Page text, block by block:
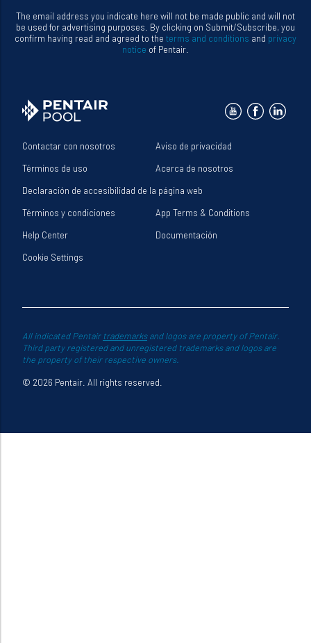
The email address you indicate here will not be made public and will not
be used for advertising purposes. By clicking on Submit/Subscribe, you
confirm having read and agreed to the terms and conditions and privacy
notice of Pentair.
Contactar con nosotros
Aviso de privacidad
Términos de uso
Acerca de nosotros
Declaración de accesibilidad de la página web
Términos y condiciones
App Terms & Conditions
Help Center
Documentación
Cookie Settings
All indicated Pentair trademarksand logos are property of Pentair.
Third party registered and unregistered trademarks and logos are
the property of their respective owners.
© 2026 Pentair. All rights reserved.